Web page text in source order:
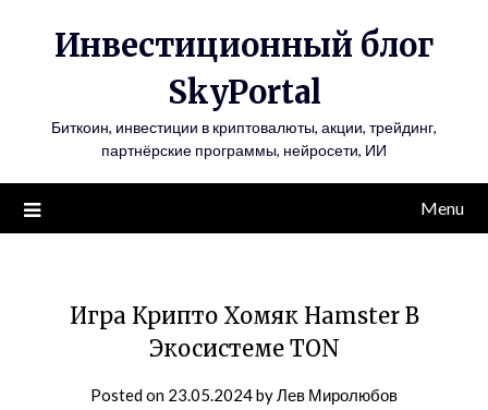
Инвестиционный блог
SkyPortal
Биткоин, инвестиции в криптовалюты, акции, трейдинг,
партнёрские программы, нейросети, ИИ
Menu
Игра Крипто Хомяк Hamster В
Экосистеме TON
Posted on 23.05.2024byЛев Миролюбов